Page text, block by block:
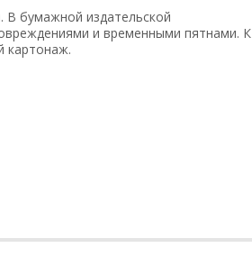
бумажной издательской
и временными пятнами. К
картонаж.